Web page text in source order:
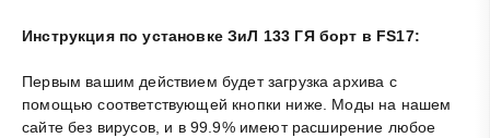
Инструкция по установке ЗиЛ 133 ГЯ борт в FS17:
Первым вашим действием будет загрузка архива с
помощью соответствующей кнопки ниже. Моды на нашем
сайте без вирусов, и в 99.9% имеют расширение любое